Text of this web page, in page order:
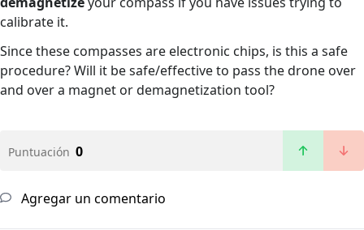
calibrate it.
Since these compasses are electronic chips, is this a safe
procedure? Will it be safe/effective to pass the drone over
and over a magnet or demagnetization tool?
Puntuación 0
Agregar un comentario